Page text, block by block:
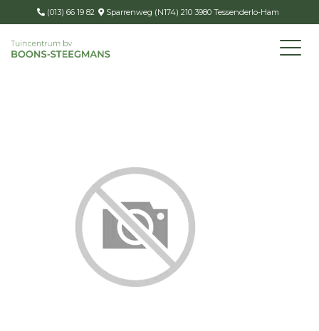
(013) 66 19 82 Sparrenweg (N174) 210 3980 Tessenderlo-Ham